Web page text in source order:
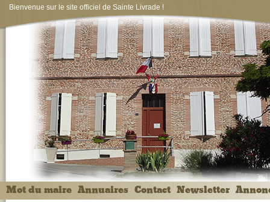
Bienvenue sur le site officiel de Sainte Livrade !
Mot du maire Annuaires Contact Newsletter